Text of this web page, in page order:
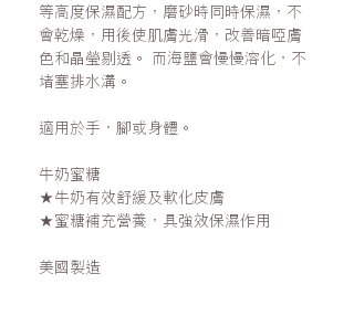
等高度保濕配方，磨砂時同時保濕，不
會乾燥，用後使肌膚光滑，改善暗啞膚
色和晶瑩剔透。 而海鹽會慢慢溶化，不
堵塞排水溝。
適用於手，腳或身體。
牛奶蜜糖
★牛奶有效舒緩及軟化皮膚
★蜜糖補充營養，具強效保濕作用
美國製造